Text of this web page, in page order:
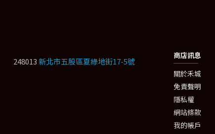
248013新北市五股區夏綠地街17-5號
商店訊息
關於禾城
免責聲明
隱私權
網站條款
我的帳戶